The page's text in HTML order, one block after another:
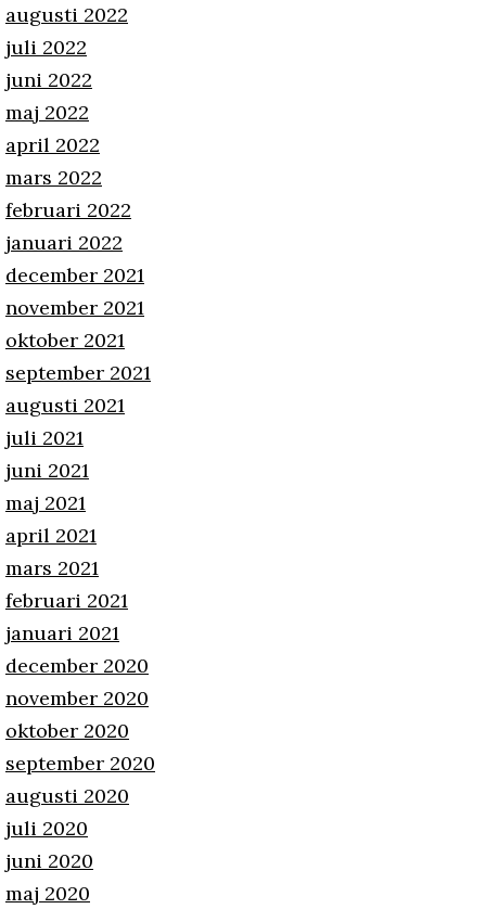
augusti 2022
juli 2022
juni 2022
maj 2022
april 2022
mars 2022
februari 2022
januari 2022
december 2021
november 2021
oktober 2021
september 2021
augusti 2021
juli 2021
juni 2021
maj 2021
april 2021
mars 2021
februari 2021
januari 2021
december 2020
november 2020
oktober 2020
september 2020
augusti 2020
juli 2020
juni 2020
maj 2020